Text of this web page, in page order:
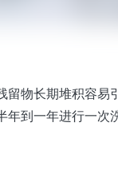
留物长期堆积容
到一年进行一次